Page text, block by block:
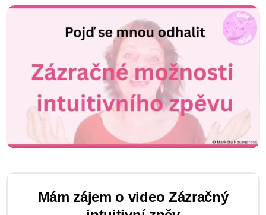
Mám zájem o video Zázračný